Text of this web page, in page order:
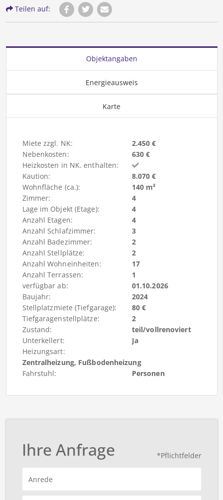
Teilen auf:
Objektangaben
Energieausweis
Karte
Miete zzgl. NK:
2.450 €
Nebenkosten:
630 €
Heizkosten in NK. enthalten:
Kaution:
8.070 €
Wohnfläche (ca.):
140 m²
Zimmer:
4
Lage im Objekt (Etage):
4
Anzahl Etagen:
4
Anzahl Schlafzimmer:
3
Anzahl Badezimmer:
2
Anzahl Stellplätze:
2
Anzahl Wohneinheiten:
17
Anzahl Terrassen:
1
verfügbar ab:
01.10.2026
Baujahr:
2024
Stellplatzmiete (Tiefgarage):
80 €
Tiefgaragenstellplätze:
2
Zustand:
teil/vollrenoviert
Unterkellert:
Ja
Heizungsart:
Zentralheizung, Fußbodenheizung
Fahrstuhl:
Personen
*Pflichtfelder
Ihre Anfrage
Anrede